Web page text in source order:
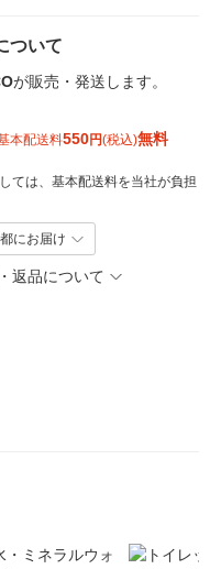
ついて
が販売・発送します。
本配送料550円(税込)無料
ては、基本配送料を当社が負担
にお届け
返品について